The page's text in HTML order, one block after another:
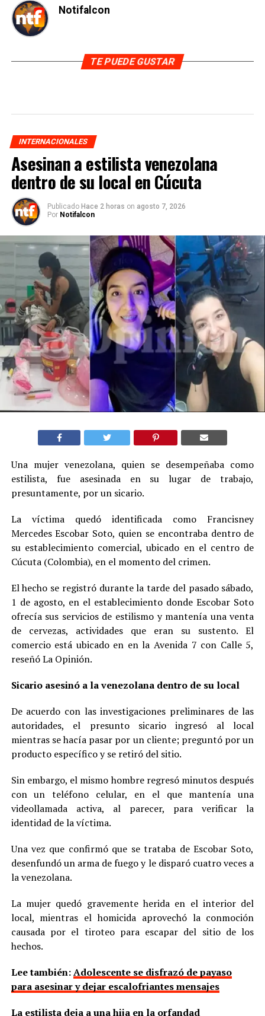
Notifalcon
TE PUEDE GUSTAR
INTERNACIONALES
Asesinan a estilista venezolana
dentro de su local en Cúcuta
Publicado Hace 2 horas on agosto 7, 2026
Por Notifalcon
Una mujer venezolana, quien se desempeñaba como
estilista, fue asesinada en su lugar de trabajo,
presuntamente, por un sicario.
La víctima quedó identificada como Francisney
Mercedes Escobar Soto, quien se encontraba dentro de
su establecimiento comercial, ubicado en el centro de
Cúcuta (Colombia), en el momento del crimen.
El hecho se registró durante la tarde del pasado sábado,
1 de agosto, en el establecimiento donde Escobar Soto
ofrecía sus servicios de estilismo y mantenía una venta
de cervezas, actividades que eran su sustento. El
comercio está ubicado en en la Avenida 7 con Calle 5,
reseñó La Opinión.
Sicario asesinó a la venezolana dentro de su local
De acuerdo con las investigaciones preliminares de las
autoridades, el presunto sicario ingresó al local
mientras se hacía pasar por un cliente; preguntó por un
producto específico y se retiró del sitio.
Sin embargo, el mismo hombre regresó minutos después
con un teléfono celular, en el que mantenía una
videollamada activa, al parecer, para verificar la
identidad de la víctima.
Una vez que confirmó que se trataba de Escobar Soto,
desenfundó un arma de fuego y le disparó cuatro veces a
la venezolana.
La mujer quedó gravemente herida en el interior del
local, mientras el homicida aprovechó la conmoción
causada por el tiroteo para escapar del sitio de los
hechos.
Lee también:Adolescente se disfrazó de payaso
para asesinar y dejar escalofriantes mensajes
La estilista deja a una hija en la orfandad